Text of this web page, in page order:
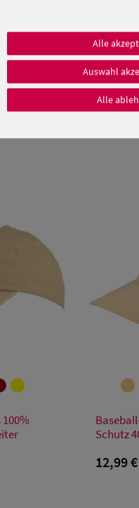
Schutz
12,99 €
Alle
Auswahl
Alle